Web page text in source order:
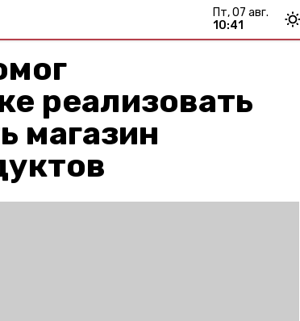
пт, 07 авг.
10:41
реализовать
магазин